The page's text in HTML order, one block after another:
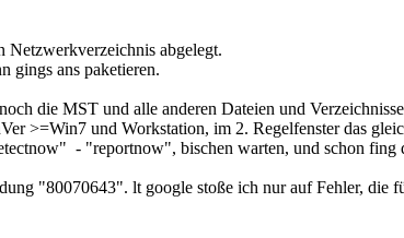
Netzwerkverzeichnis abgelegt.
gings ans paketieren.
die MST und alle anderen Dateien und
>=Win7 und Workstation, im 2. Regelfenster das
- "reportnow", bischen warten, und schon fing
"80070643". lt google stoße ich nur auf Fehler, die